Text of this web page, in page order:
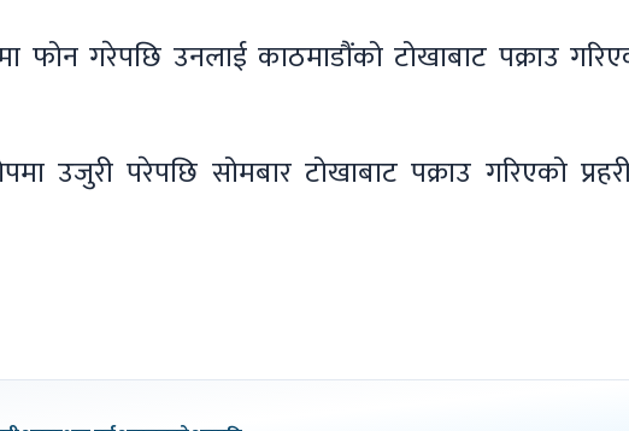
फोन गरेपछि उनलाई काठमाडौंको टोखाबाट पक्राउ
उजुरी परेपछि सोमबार टोखाबाट पक्राउ गरिएको